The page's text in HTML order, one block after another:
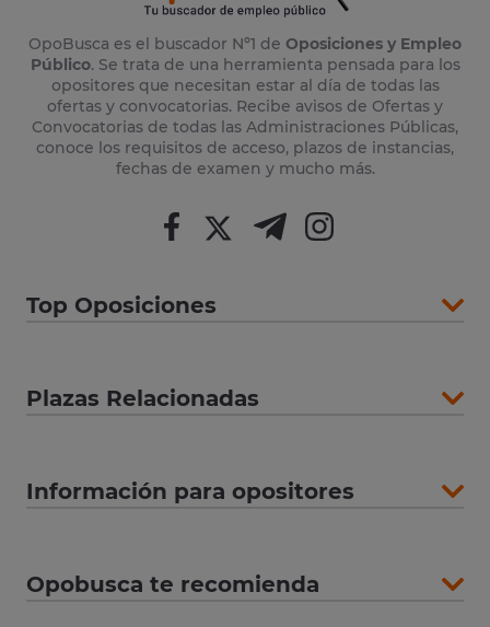
OpoBusca es el buscador Nº1 de Oposiciones y Empleo
Público. Se trata de una herramienta pensada para los
opositores que necesitan estar al día de todas las
ofertas y convocatorias. Recibe avisos de Ofertas y
Convocatorias de todas las Administraciones Públicas,
conoce los requisitos de acceso, plazos de instancias,
fechas de examen y mucho más.
Top Oposiciones
Plazas Relacionadas
Información para opositores
Opobusca te recomienda